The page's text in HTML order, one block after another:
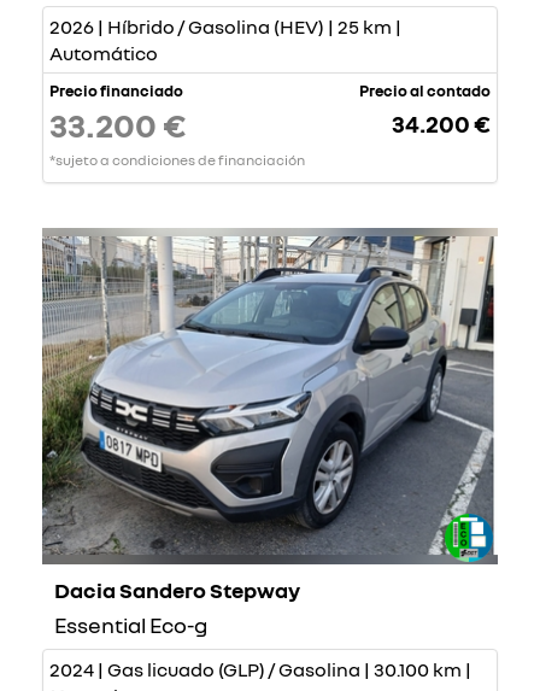
2026 | Híbrido / Gasolina (HEV) | 25 km |
Automático
Precio financiado
33.200 €
*sujeto a condiciones de financiación
Precio al contado
34.200 €
Dacia Sandero Stepway
Essential Eco-g
2024 | Gas licuado (GLP) / Gasolina | 30.100 km |